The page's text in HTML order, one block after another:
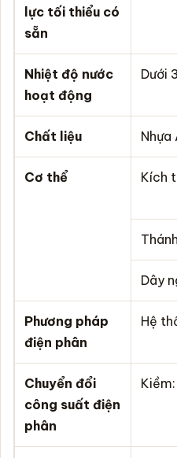
lực tối thiểu có
sẵn
Nhiệt độ nước
hoạt động
Dưới
Chất liệu Nhựa
Cơ thể Kích
Dây
Phương pháp
điện phân
Hệ
Chuyển đổi
công suất điện
phân